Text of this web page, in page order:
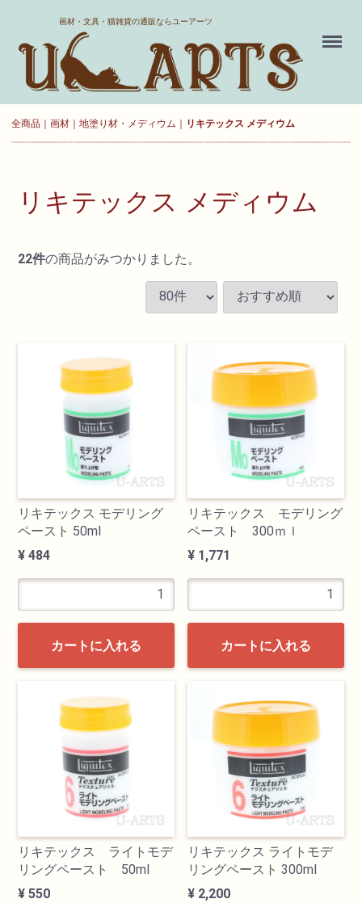
画材・文具・猫雑貨の通販ならユーアーツ
Menu
全商品 画材 地塗り材・メディウム リキテックス メディウム
リキテックス メディウム
22件の商品がみつかりました。
リキテックス モデリング
ペースト 50ml
¥ 484
カートに入れる
リキテックス モデリング
ペースト 300ｍｌ
¥ 1,771
カートに入れる
リキテックス ライトモデ
リングペースト 50ml
¥ 550
リキテックス ライトモデ
リングペースト 300ml
¥ 2,200
ホーム
送料について
新規会員登録
カート
カテゴリ
書道用品
画材
透明水彩絵具
不透明水彩絵具
アクリル絵具
日本画絵具